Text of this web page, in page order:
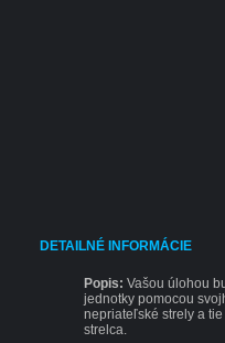
DETAILNÉ INFORMÁCIE
Popis: Vašou úlohou
jednotky pomocou
nepriateľské strely a
strelca.